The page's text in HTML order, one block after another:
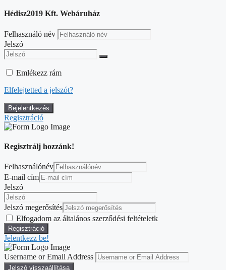
Hédisz2019 Kft. Webáruház
Felhasználó név
Jelszó
Emlékezz rám
Elfelejtetted a jelszót?
Regisztráció
Regisztrálj hozzánk!
Felhasználónév
E-mail cím
Jelszó
Jelszó megerősítés
Elfogadom az általános szerződési feltételetk
Jelentkezz be!
Username or Email Address